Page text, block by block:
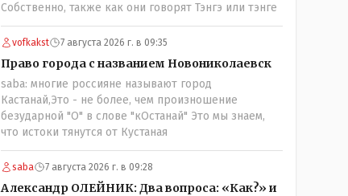
Собственно, также как они говорят Тэнгэ или тэнге
vofkakst 7 августа 2026 г. в 09:35
Право города с названием Новониколаевск
saba: многие россияне называют город
Кастанай,Это - не более, чем произношение
безударной "О" в слове "кОстанай" Это мы знаем,
что истоки тянутся от Кустаная
saba 7 августа 2026 г. в 09:28
Александр ОЛЕЙНИК: Два вопроса: «Как?» и